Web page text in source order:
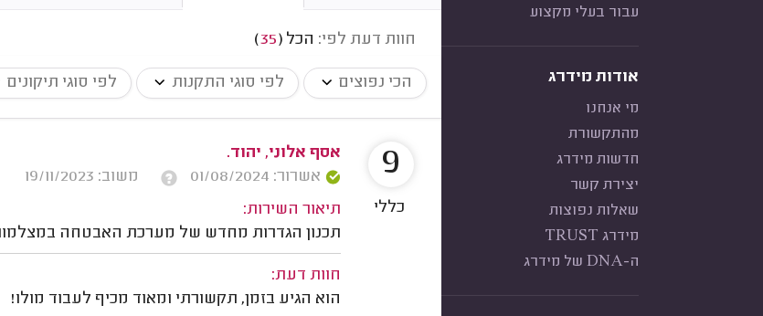
עבור בעלי מקצוע
אודות מידרג
מי אנחנו
מהתקשורת
חדשות מידרג
יצירת קשר
שאלות נפוצות
מידרג TRUST
ה-DNA של מידרג
חוות דעת לפי: הכל (
35
)
הכי נפוצים לפי סוגי התקנות לפי סוגי תיקונים
אסף אלוני, יהוד.
אשרור: 01/08/2024
משוב: 19/11/2023
תיאור השירות:
תכנון הגדרות מחדש של מערכת האבטחה
חוות דעת:
הוא הגיע בזמן, תקשורתי ומאוד מכיף לעבוד מולו!
9
כללי